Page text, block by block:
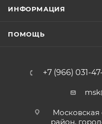
ИНФОРМАЦИЯ
ПОМОЩЬ
+7 (966) 031-
Московская
район,